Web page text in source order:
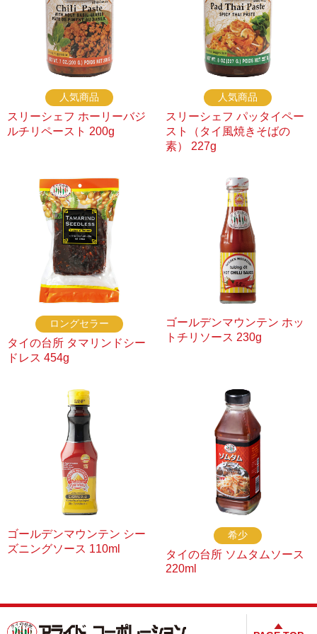
人気商品
スリーシェフ ホーリーバジ
ルチリペースト 200g
人気商品
スリーシェフ パッタイペー
スト（タイ風焼きそばの
素） 227g
ロングセラー
タイの台所 タマリンドシー
ドレス 454g
ゴールデンマウンテン ホッ
トチリソース 230g
ゴールデンマウンテン シー
ズニングソース 110ml
希少
タイの台所 ソムタムソース
220ml